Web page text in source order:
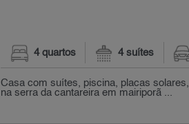
4 quartos 4 suítes
Casa com suítes, piscina, placas
na serra da cantareira em mairiporã ...